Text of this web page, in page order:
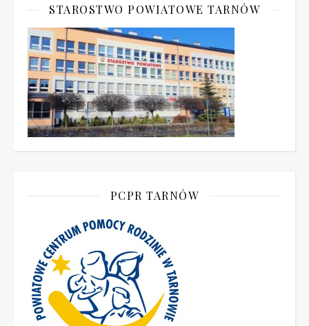
STAROSTWO POWIATOWE TARNÓW
PCPR TARNÓW